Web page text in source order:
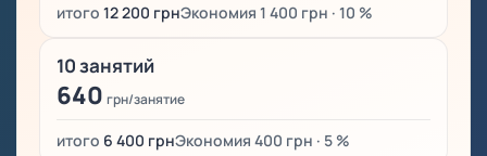
итого 12 200 грнЭкономия 1 400 грн · 10 %
10 занятий
640грн/занятие
итого 6 400 грнЭкономия 400 грн · 5 %